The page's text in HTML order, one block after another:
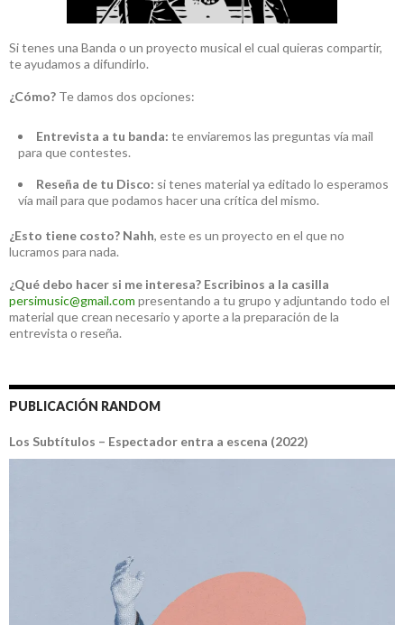
Si tenes una Banda o un proyecto musical el cual quieras compartir,
te ayudamos a difundirlo.
¿Cómo? Te damos dos opciones:
Entrevista a tu banda: te enviaremos las preguntas vía mail
para que contestes.
Reseña de tu Disco: si tenes material ya editado lo esperamos
vía mail para que podamos hacer una crítica del mismo.
¿Esto tiene costo? Nahh, este es un proyecto en el que no
lucramos para nada.
¿Qué debo hacer si me interesa? Escribinos a la casilla
persimusic@gmail.com presentando a tu grupo y adjuntando todo el
material que crean necesario y aporte a la preparación de la
entrevista o reseña.
PUBLICACIÓN RANDOM
Los Subtítulos – Espectador entra a escena (2022)